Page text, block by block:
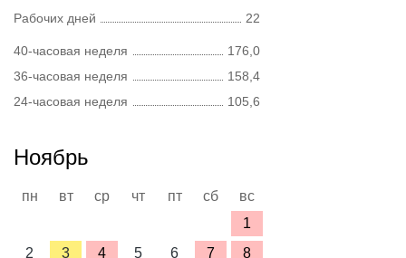
Рабочих дней
22
40-часовая неделя
176,0
36-часовая неделя
158,4
24-часовая неделя
105,6
Ноябрь
пн вт ср чт пт сб
вс
1
2
3 4 5 6 7 8